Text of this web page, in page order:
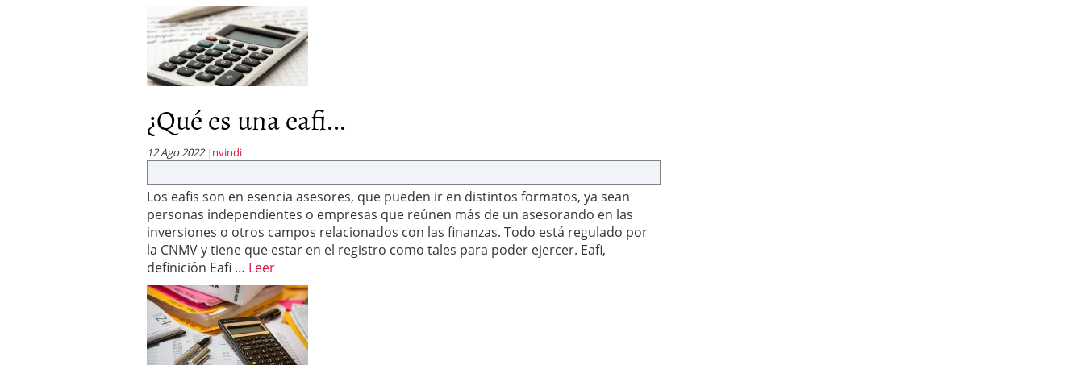
¿Qué es una eafi...
12 Ago 2022 nvindi
Los eafis son en esencia asesores, que pueden ir en distintos formatos, ya sean
personas independientes o empresas que reúnen más de un asesorando en las
inversiones o otros campos relacionados con las finanzas. Todo está regulado por
la CNMV y tiene que estar en el registro como tales para poder ejercer. Eafi,
definición Eafi … Leer